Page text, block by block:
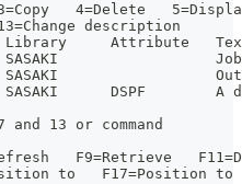
4=Delete
description
Attribute
SASAKI                  Job
SASAKI
DSPF        A
13 or command
F9=Retrieve
to   F17=Position to